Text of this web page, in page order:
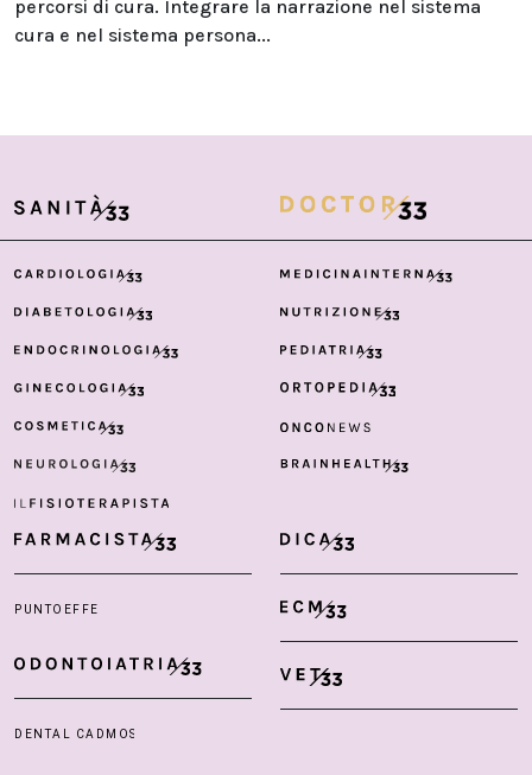
percorsi di cura. Integrare la narrazione nel sistema
cura e nel sistema persona...